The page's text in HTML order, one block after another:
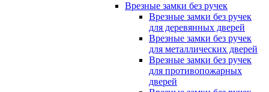
Врезные замки без ручек
Врезные замки без ручек
для деревянных дверей
Врезные замки без ручек
для металлических дверей
Врезные замки без ручек
для противопожарных
дверей